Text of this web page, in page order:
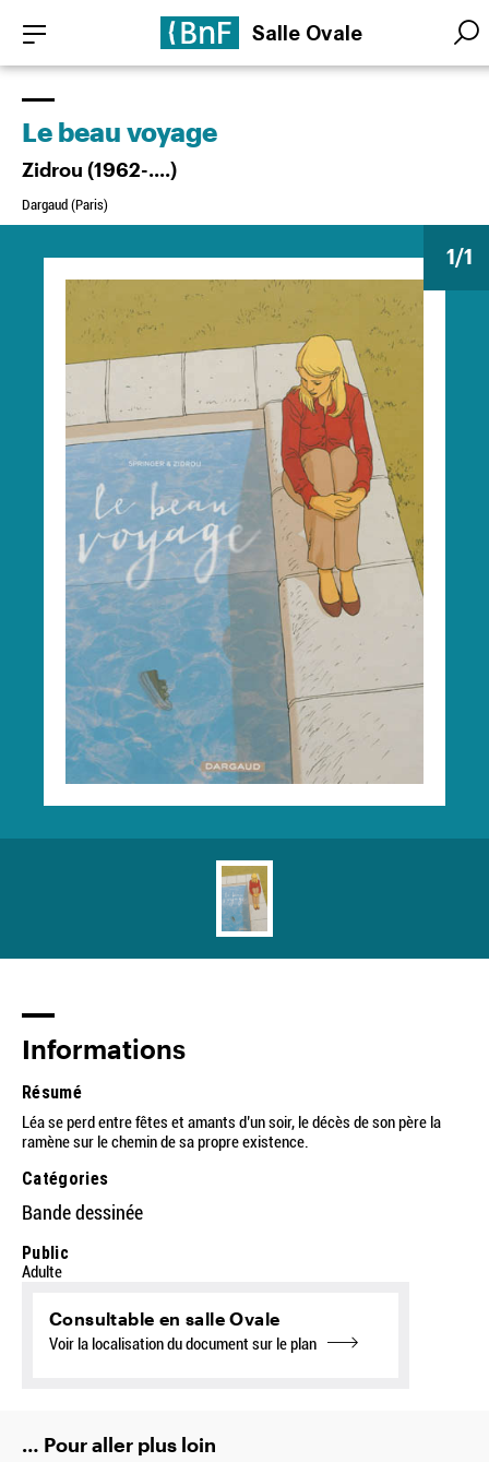
contenu
principal
Salle Ovale
1/1
Le beau voyage
Zidrou (1962-....)
Dargaud (Paris)
Informations
Résumé
Léa se perd entre fêtes et amants d’un soir, le décès de son père la
ramène sur le chemin de sa propre existence.
Catégories
Bande dessinée
Public
Adulte
Consultable en salle Ovale
Voir la localisation du document sur le plan
… Pour aller plus loin
Panneau de gestion des cookies